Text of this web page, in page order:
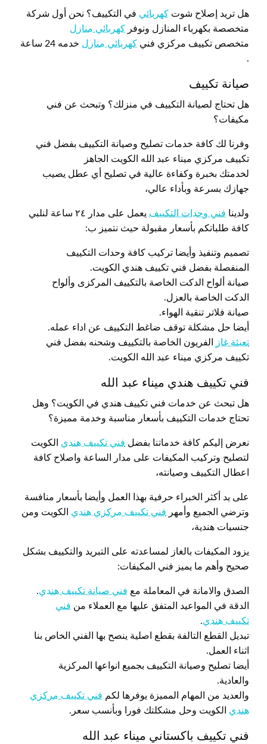
هل تريد إصلاح شوت كهربائي في التكييف؟ نحن أول شركة
متخصصة بكهرباء المنازل ونوفر كهربائي منازل
متخصص تكييف مركزي فني كهربائي منازل
خدمه 24 ساعة
.
صيانة تكييف
هل تحتاج لصيانة التكييف في منزلك؟ وتبحث عن فني
مكيفات؟
وفرنا لك كافة خدمات تصليح وصيانة التكييف بفضل فني
تكييف مركزي ميناء عبد الله الكويت الجاهز
لخدمتك بخبرة وكفاءة عالية في تصليح أي عطل يصيب
جهازك بسرعة وبأداء عالي،
ولدينا فني وحدات التكييف
يعمل على مدار ٢٤ ساعة لنلبي
كافة طلباتكم بأسعار مقبولة حيث نتميز ب:
تصميم وتنفيذ وأيضا تركيب كافة وحدات التكييف
المنفصلة بفضل فني تكييف هندي الكويت.
صيانة ألواح الدكت الخاصة بالتكييف المركزى وألواح
الدكت الخاصة بالعزل.
صيانة فلاتر تنقية الهواء.
أيضا حل مشكلة توقف ضاغط التكييف عن اداء عمله.
تعبئة غاز
الفريون الخاصة بالتكييف وشحنه بفضل فني
تكييف مركزي ميناء عبد الله الكويت.
فني تكييف هندي ميناء عبد الله
هل تبحث عن خدمات فني تكييف هندي في الكويت؟ وهل
تحتاج خدمات التكييف بأسعار مناسبة وخدمة مميزة؟
نعرض إليكم كافة خدماتنا بفضل فني تكييف هندي الكويت
لتصليح وتركيب المكيفات على مدار الساعة واصلاح كافة
اعطال التكييف وصيانته،
على يد أكثر الخبراء حرفية بهذا العمل وأيضا بأسعار منافسة
وترضي الجميع وأمهر فني تكييف مركزي هندي الكويت ومن
جنسيات هندية،
يزود المكيفات بالغاز لمساعدته على التبريد والتكييف بشكل
صحيح وأهم ما يميز فني المكيفات:
الصدق والامانة في المعاملة مع فني صيانة تكييف هندي.
الدقة في المواعيد المتفق عليها مع العملاء من فني
تكييف هندي.
تبديل القطع التالفة بقطع اصلية ينصح بها الفني الخاص بنا
اثناء العمل.
أيضا تصليح وصيانة التكييف بجميع انواعها المركزية
والعادية.
والعديد من المهام المميزة يوفرها لكم فني تكييف مركزي
هندي الكويت وحل مشكلتك فورا وبأنسب سعر.
فني تكييف باكستاني ميناء عبد الله